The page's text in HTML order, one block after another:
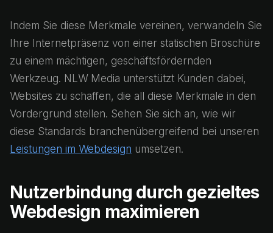
Indem Sie diese Merkmale vereinen, verwandeln Sie
Ihre Internetpräsenz von einer statischen Broschüre
zu einem mächtigen, geschäftsfördernden
Werkzeug. NLW Media unterstützt Kunden dabei,
Websites zu schaffen, die all diese Merkmale in den
Vordergrund stellen. Sehen Sie sich an, wie wir
diese Standards branchenübergreifend bei unseren
Leistungen im Webdesign umsetzen.
Nutzerbindung durch gezieltes
Webdesign maximieren